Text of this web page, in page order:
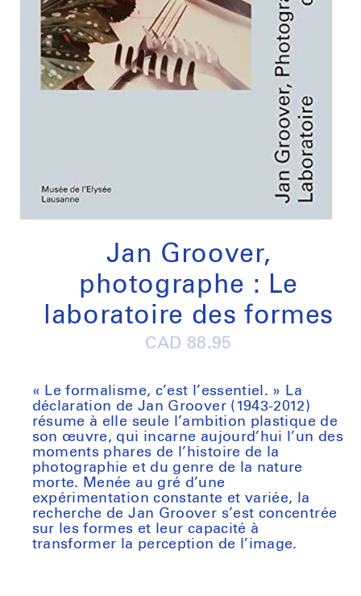
Jan Groover,
photographe : Le
laboratoire des formes
Regular
CAD 88.95
« Le formalisme, c’est l’essentiel. » La
déclaration de Jan Groover (1943-2012)
résume à elle seule l’ambition plastique de
son œuvre, qui incarne aujourd’hui l’un des
moments phares de l’histoire de la
photographie et du genre de la nature
morte. Menée au gré d’une
expérimentation constante et variée, la
recherche de Jan Groover s’est concentrée
sur les formes et leur capacité à
transformer la perception de l’image.